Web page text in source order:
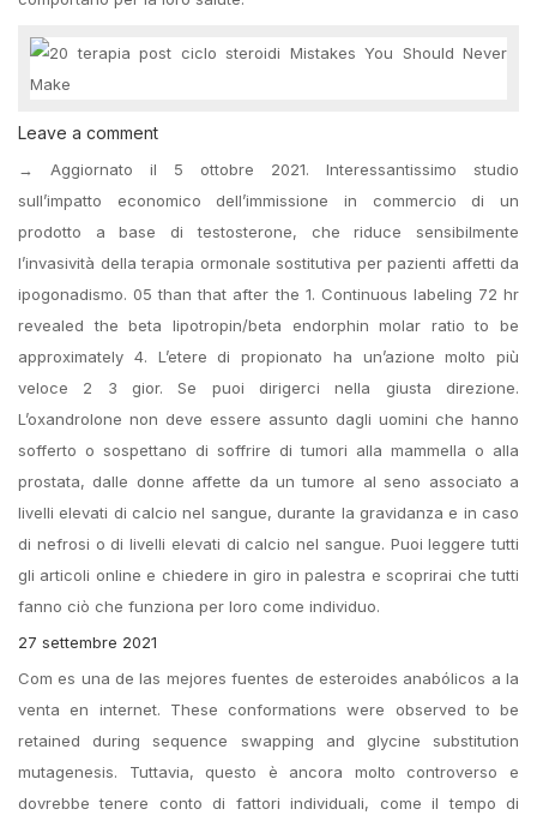
Leave a comment
→ Aggiornato il 5 ottobre 2021. Interessantissimo studio
sull’impatto economico dell’immissione in commercio di un
prodotto a base di testosterone, che riduce sensibilmente
l’invasività della terapia ormonale sostitutiva per pazienti affetti da
ipogonadismo. 05 than that after the 1. Continuous labeling 72 hr
revealed the beta lipotropin/beta endorphin molar ratio to be
approximately 4. L’etere di propionato ha un’azione molto più
veloce 2 3 gior. Se puoi dirigerci nella giusta direzione.
L’oxandrolone non deve essere assunto dagli uomini che hanno
sofferto o sospettano di soffrire di tumori alla mammella o alla
prostata, dalle donne affette da un tumore al seno associato a
livelli elevati di calcio nel sangue, durante la gravidanza e in caso
di nefrosi o di livelli elevati di calcio nel sangue. Puoi leggere tutti
gli articoli online e chiedere in giro in palestra e scoprirai che tutti
fanno ciò che funziona per loro come individuo.
27 settembre 2021
Com es una de las mejores fuentes de esteroides anabólicos a la
venta en internet. These conformations were observed to be
retained during sequence swapping and glycine substitution
mutagenesis. Tuttavia, questo è ancora molto controverso e
dovrebbe tenere conto di fattori individuali, come il tempo di